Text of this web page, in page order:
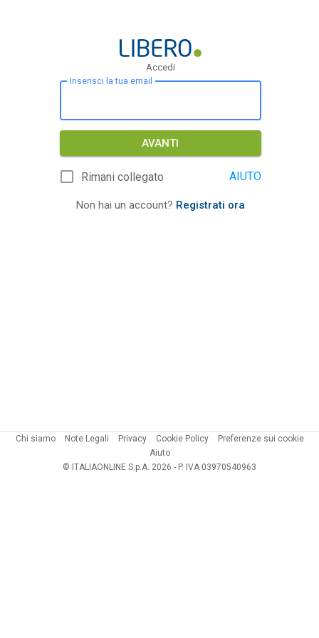
Accedi
Inserisci la tua email
AVANTI
Rimani collegato AIUTO
Non hai un account? Registrati ora
Chi siamo Note Legali Privacy Cookie Policy
Preferenze sui cookie
Aiuto
© ITALIAONLINE S.p.A. 2026 - P. IVA 03970540963